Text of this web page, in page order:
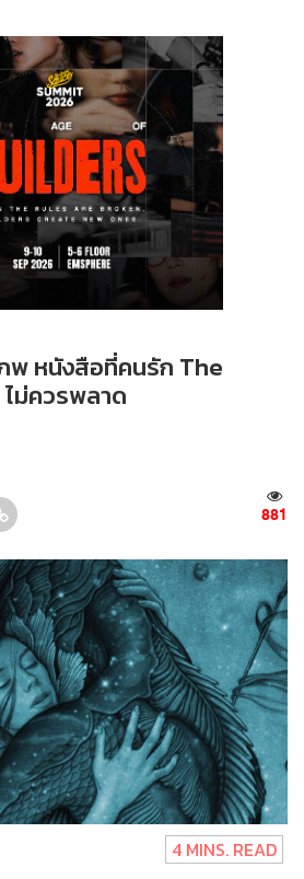
พ หนังสือที่คนรัก The
ม่ควรพลาด
881
4 MINS. READ